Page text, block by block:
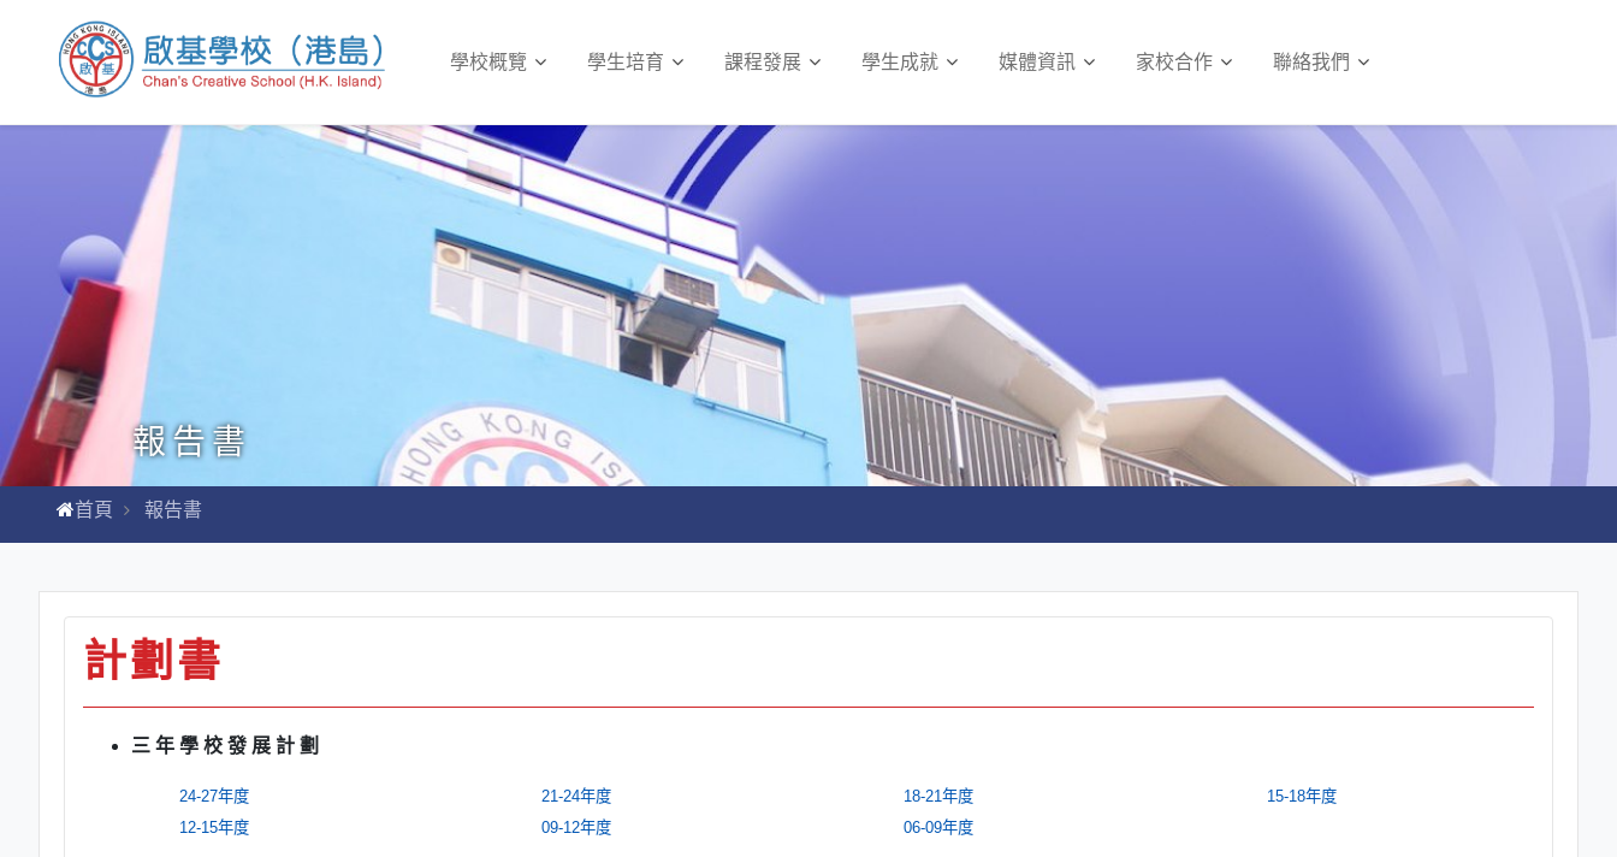
學校概覽 學生培育 課程發展 學生成就 媒體資訊 家校合作 聯絡我們
報告書
首頁 報告書
計劃書
三 年 學 校 發 展 計 劃
24-27年度 21-24年度 18-21年度
15-18年度
12-15年度
09-12年度 06-09年度